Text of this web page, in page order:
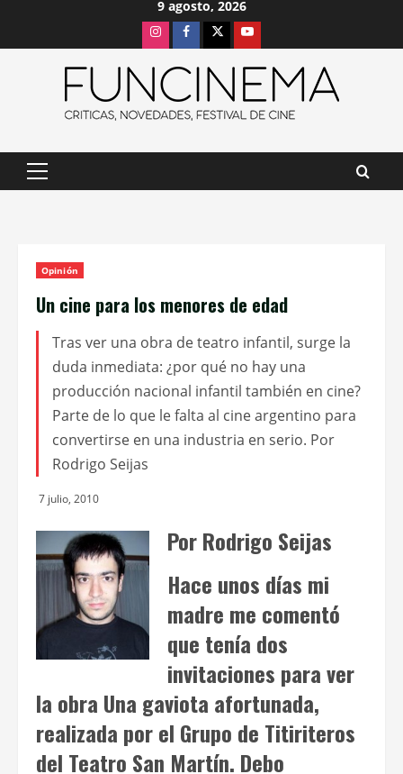
9 agosto, 2026
InstagramFacebook
X Youtube
Menú
Opinión
Un cine para los menores de edad
Tras ver una obra de teatro infantil, surge la
duda inmediata: ¿por qué no hay una
producción nacional infantil también en cine?
Parte de lo que le falta al cine argentino para
convertirse en una industria en serio. Por
Rodrigo Seijas
7 julio, 2010
Por Rodrigo Seijas
Hace unos días mi
madre me comentó
que tenía dos
invitaciones para ver
la obra Una gaviota afortunada,
realizada por el Grupo de Titiriteros
del Teatro San Martín. Debo